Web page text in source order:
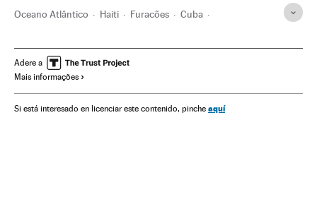
Oceano Atlântico Haiti Furacões Cuba
Desastres naturais Vítimas
Meteorologia
Meio ambiente
Adere a
Mais informações
Si está interesado en licenciar este contenido, pinche aquí